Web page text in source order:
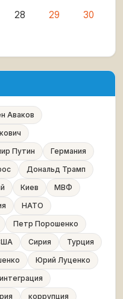
28 29
30
Аваков
Путин
Германия
Дональд Трамп
Киев
МВФ
НАТО
Петр Порошенко
Сирия
Турция
Юрий Луценко
коррупция